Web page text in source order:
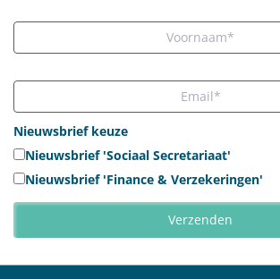
Nieuwsbrief keuze
Nieuwsbrief 'Sociaal Secretariaat'
Nieuwsbrief 'Finance & Verzekeringen'